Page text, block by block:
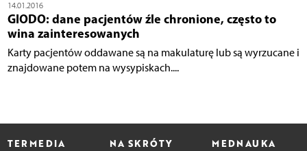
14.01.2016
GIODO: dane pacjentów źle chronione, często to
wina zainteresowanych
Karty pacjentów oddawane są na makulaturę lub są wyrzucane i
znajdowane potem na wysypiskach....
TERMEDIA NA SKRÓTY MEDNAUKA